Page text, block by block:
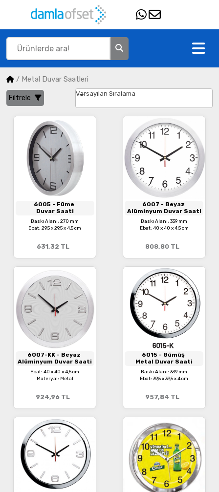
/ Metal Duvar Saatleri
Varsayılan Sıralama
Filtrele
6005 - Füme
Duvar Saati
Baskı Alanı: 270 mm
Ebat: 29,5 x 29,5 x 4,5 cm
631,32 TL
6007 - Beyaz
Alüminyum Duvar Saati
Baskı Alanı: 339 mm
Ebat: 40 x 40 x 4,5 cm
808,80 TL
6007-KK - Beyaz
Alüminyum Duvar Saati
Ebat: 40 x 40 x 4,5 cm
Materyal: Metal
924,96 TL
6015 - Gümüş
Metal Duvar Saati
Baskı Alanı: 339 mm
Ebat: 39,5 x 39,5 x 4 cm
957,84 TL